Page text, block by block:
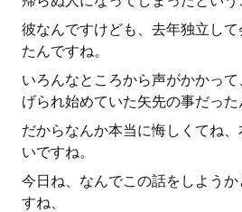
彼なんですけども、去年独立し
たんですね。
いろんなところから声がかかっ
げられ始めていた矢先の事だった
だからなんか本当に悔しくてね
いですね。
今日ね、なんでこの話をしよう
すね、